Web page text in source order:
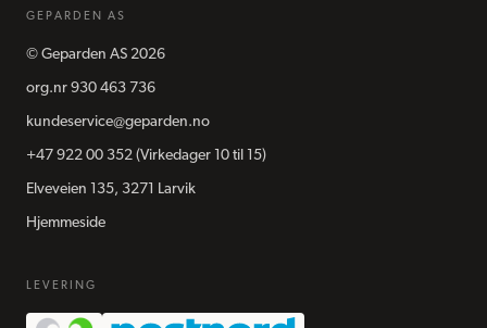
GEPARDEN AS
© Geparden AS 2026
org.nr 930 463 736
kundeservice@geparden.no
+47 922 00 352 (Virkedager 10 til 15)
Elveveien 135, 3271 Larvik
Hjemmeside
LEVERING